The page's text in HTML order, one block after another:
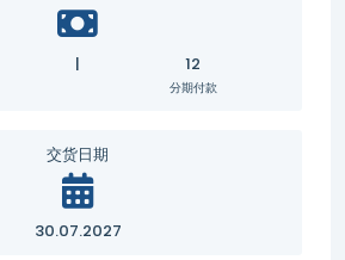
| 12
分期付款
交货日期
30.07.2027